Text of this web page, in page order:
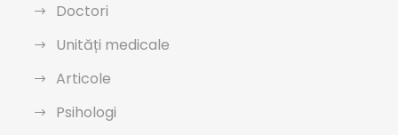
Doctori
Unități medicale
Articole
Psihologi